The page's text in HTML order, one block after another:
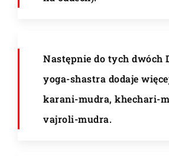
Następnie do tych dwóch
yoga-shastra dodaje
karani-mudra, khechari-
vajroli-mudra.